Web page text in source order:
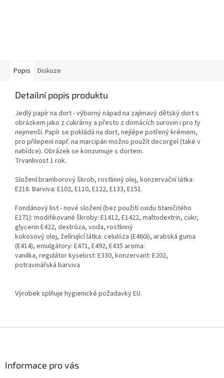
Popis Diskuze
Detailní popis produktu
Jedlý papír na dort - výborný nápad na zajímavý dětský dort s
obrázkem jako z cukrárny a přesto z domácích surovin i pro ty
nejmenší. Papír se pokládá na dort, nejlépe potřený krémem,
pro přilepení např. na marcipán možno použít decorgel (také v
nabídce). Obrázek se konzumuje s dortem.
Trvanlivost 1 rok.
Složení:bramborový škrob, rostlinný olej, konzervační látka:
E218. Barviva: E102, E110, E122, E133, E151.
Fondánový list - nové složení (bez použití oxidu titaničitého
E171): modifikované škroby: E1412, E1422, maltodextrin, cukr,
glycerin E422, dextróza, voda, rostlinný
kokosový olej, želírující látka: celulóza (E460i), arabská guma
(E414), emulgátory: E471, E492, E435 aroma:
vanilka, regulátor kyselost: E330, konzervant: E202,
potravinářská barviva
Výrobek splňuje hygienické požadavky EU.
Informace pro vás